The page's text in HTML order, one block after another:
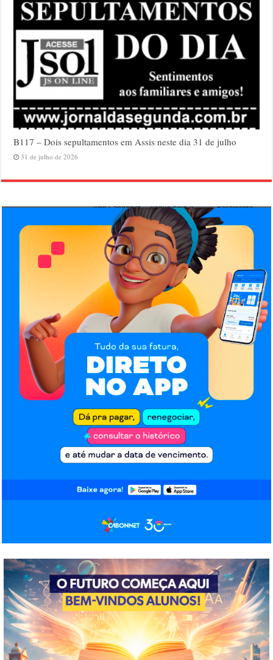
B117 – Dois sepultamentos em Assis neste dia 31 de julho
31 de julho de 2026